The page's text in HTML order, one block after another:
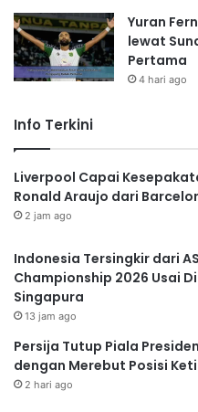
Yuran
lewat
Pertama
4 hari ago
Info Terkini
Liverpool Capai
Ronald Araujo dari
2 jam ago
Indonesia Tersingkir dari
Championship 2026 Usai
Singapura
13 jam ago
Persija Tutup Piala
dengan Merebut Posisi
2 hari ago